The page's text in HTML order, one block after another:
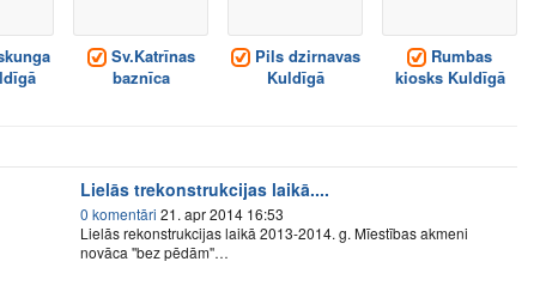
Sv.Katrīnas
baznīca
Pils dzirnavas
Kuldīgā
Rumbas
kiosks Kuldīgā
Lielās trekonstrukcijas laikā....
0 komentāri 21. apr 2014 16:53
Lielās rekonstrukcijas laikā 2013-2014. g. Mīestības akmeni
novāca ''bez pēdām''…